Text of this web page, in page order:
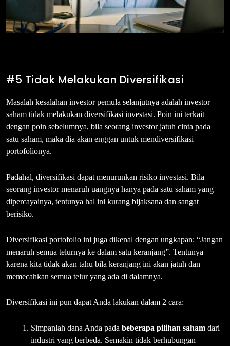
#5 Tidak Melakukan Diversifikasi
Masalah kesalahan investor pemula selanjutnya adalah investor
saham tidak melakukan diversifikasi investasi. Poin ini terkait
dengan poin sebelumnya, bila seorang investor jatuh cinta pada
satu saham, maka dia akan enggan untuk mendiversifikasi
portofolionya.
Padahal, diversifikasi dapat menurunkan risiko investasi. Bila
seorang investor menaruh uangnya hanya pada satu saham yang
dipercayainya, tentunya hal ini kurang bijaksana dan sangat
berisiko.
Diversifikasi portofolio ini juga dikenal dengan ungkapan: “Jangan
menaruh semua telurnya ke dalam satu keranjang”. Tentunya
karena kita tidak akan tahu bila keranjang ini akan jatuh dan
memecahkan semua telur yang ada di dalamnya.
Diversifikasi ini pun dapat Anda lakukan dalam 2 cara:
Simpanlah dana Anda pada beberapa pilihan saham dari
industri yang berbeda. Semakin tidak berhubungan